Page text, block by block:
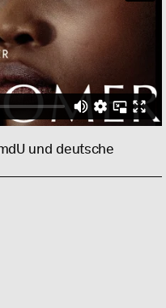
und deutsche